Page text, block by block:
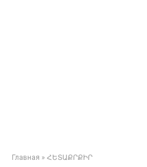
Главная » ՀԵՏԱՔՐՔԻՐ